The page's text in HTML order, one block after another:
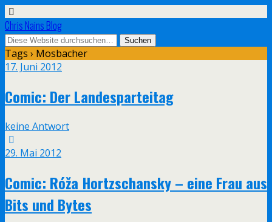
Chris Nains Blog
Tags › Mosbacher
17. Juni 2012
Comic: Der Landesparteitag
keine Antwort
29. Mai 2012
Comic: Róža Hortzschansky – eine Frau aus
Bits und Bytes